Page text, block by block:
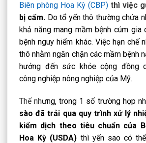
Biên phòng Hoa Kỳ (CBP) thì việc
bị cấm. Do tổ yến thô thường chứa
khả năng mang mầm bệnh cúm gia
bệnh nguy hiểm khác. Việc hạn chế
thô nhằm ngăn chặn các mầm bệnh
hưởng đến sức khỏe cộng đồng
công nghiệp nông nghiệp của Mỹ.
Thế nhưng, trong 1 số trường hợp
sào đã trải qua quy trình xử lý
kiểm dịch theo tiêu chuẩn của
Hoa Kỳ (USDA) thì yến sao có